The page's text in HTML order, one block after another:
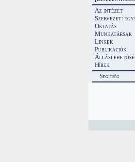
Az intézet
Szervezeti
Oktatás
Munkatársak
Linkek
Publikációk
Hírek
Segítség